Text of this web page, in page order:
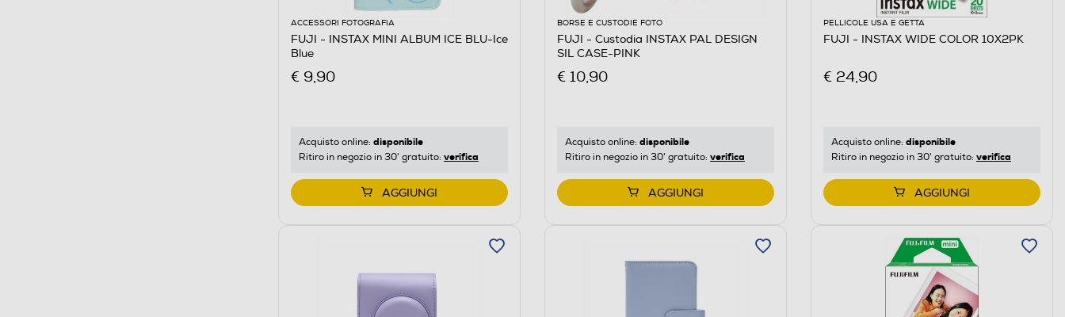
ACCESSORI FOTOGRAFIA
FUJI - INSTAX MINI ALBUM ICE BLU-Ice
Blue
€ 9,90
Acquisto online: disponibile
Ritiro in negozio in 30' gratuito: verifica
AGGIUNGI
BORSE E CUSTODIE FOTO
FUJI - Custodia INSTAX PAL DESIGN
SIL CASE-PINK
€ 10,90
Acquisto online: disponibile
Ritiro in negozio in 30' gratuito: verifica
AGGIUNGI
PELLICOLE USA E GETTA
FUJI - INSTAX WIDE COLOR 10X2PK
€ 24,90
Acquisto online: disponibile
Ritiro in negozio in 30' gratuito: verifica
AGGIUNGI